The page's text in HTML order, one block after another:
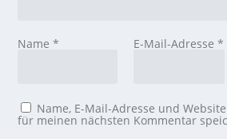
Name* E-Mail-Adresse *
Name, E-Mail-Adresse und
für meinen nächsten Kommentar